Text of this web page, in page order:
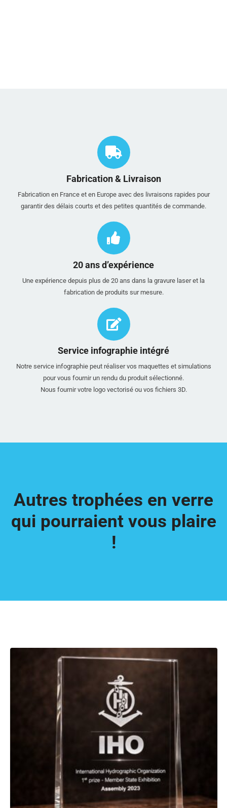
Fabrication & Livraison
Fabrication en France et en Europe avec des livraisons rapides pour
garantir des délais courts et des petites quantités de commande.
20 ans d’expérience
Une expérience depuis plus de 20 ans dans la gravure laser et la
fabrication de produits sur mesure.
Service infographie intégré
Notre service infographie peut réaliser vos maquettes et simulations
pour vous fournir un rendu du produit sélectionné.
Nous fournir votre logo vectorisé ou vos fichiers 3D.
Autres trophées en verre
qui pourraient vous plaire
!